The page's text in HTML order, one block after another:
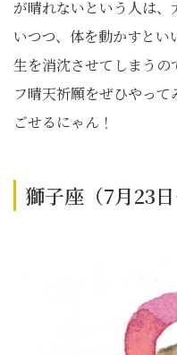
が晴れないという人は
いつつ、体を動かすと
生を消沈させてしまう
フ晴天祈願をぜひやっ
ごせるにゃん！
獅子座（7月23